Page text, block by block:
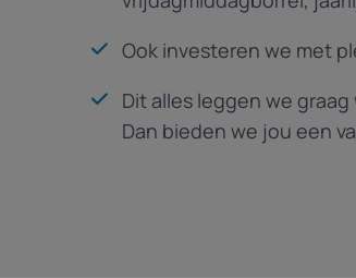
Ook investeren we met
Dit alles leggen we
Dan bieden we jou een